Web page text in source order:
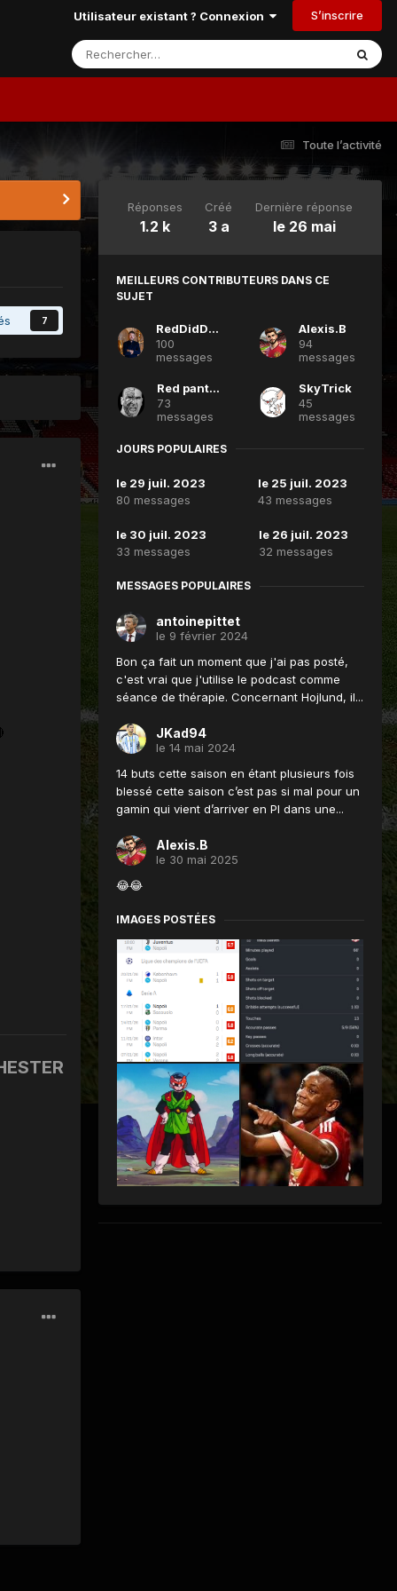
Utilisateur existant ? Connexion S’inscrire
Toute l’activité
7
Réponses
1.2 k
Créé
3 a
Dernière réponse
le 26 mai
MEILLEURS CONTRIBUTEURS DANS CE
SUJET
RedDidDevil
100
messages
Alexis.B
94
messages
Red panther
73
messages
SkyTrick
45
messages
JOURS POPULAIRES
le 29 juil. 2023
80 messages
le 25 juil. 2023
43 messages
le 30 juil. 2023
33 messages
le 26 juil. 2023
32 messages
MESSAGES POPULAIRES
antoinepittet
le 9 février 2024
Bon ça fait un moment que j'ai pas posté,
c'est vrai que j'utilise le podcast comme
séance de thérapie. Concernant Hojlund, il...
JKad94
le 14 mai 2024
14 buts cette saison en étant plusieurs fois
blessé cette saison c’est pas si mal pour un
gamin qui vient d’arriver en Pl dans une...
Alexis.B
le 30 mai 2025
😂😂
IMAGES POSTÉES